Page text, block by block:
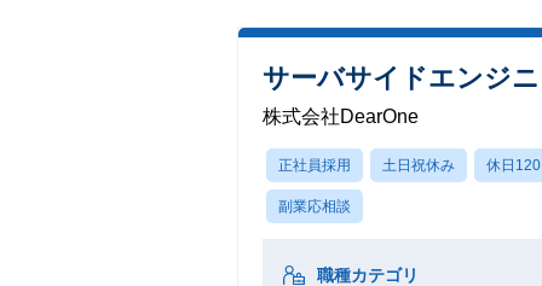
サーバサイドエンジ
株式会社DearOne
正社員採用 土日祝休み 休日
副業応相談
職種カテゴリ